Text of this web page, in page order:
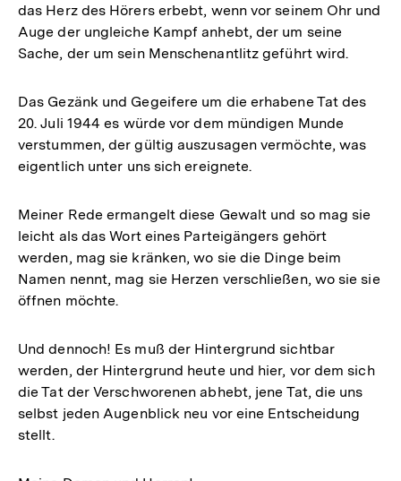
das Herz des Hörers erbebt, wenn vor seinem Ohr und
Auge der ungleiche Kampf anhebt, der um seine
Sache, der um sein Menschenantlitz geführt wird.
Das Gezänk und Gegeifere um die erhabene Tat des
20. Juli 1944 es würde vor dem mündigen Munde
verstummen, der gültig auszusagen vermöchte, was
eigentlich unter uns sich ereignete.
Meiner Rede ermangelt diese Gewalt und so mag sie
leicht als das Wort eines Parteigängers gehört
werden, mag sie kränken, wo sie die Dinge beim
Namen nennt, mag sie Herzen verschließen, wo sie sie
öffnen möchte.
Und dennoch! Es muß der Hintergrund sichtbar
werden, der Hintergrund heute und hier, vor dem sich
die Tat der Verschworenen abhebt, jene Tat, die uns
selbst jeden Augenblick neu vor eine Entscheidung
stellt.